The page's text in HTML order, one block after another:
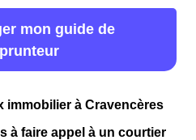
mon guide de
immobilier à Cravencères
à faire appel à un courtier